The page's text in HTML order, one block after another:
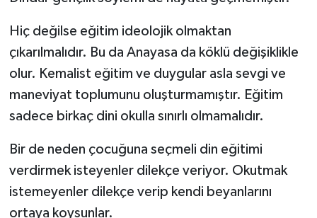
Hiç değilse eğitim ideolojik olmaktan
çıkarılmalıdır. Bu da Anayasa da köklü değişiklikle
olur. Kemalist eğitim ve duygular asla sevgi ve
maneviyat toplumunu oluşturmamıştır. Eğitim
sadece birkaç dini okulla sınırlı olmamalıdır.
Bir de neden çocuğuna seçmeli din eğitimi
verdirmek isteyenler dilekçe veriyor. Okutmak
istemeyenler dilekçe verip kendi beyanlarını
ortaya koysunlar.